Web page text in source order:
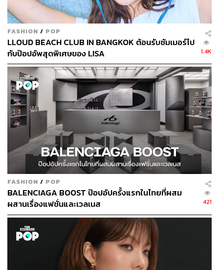
งดงามในการสร้างสรรค์เสื้อผ้าให้มีชีวิตขึ้นมา LifeWear
ของยูนิโคล่มีความสอดคล้องกับแนวคิดของแบรนด์ Cecilie
Bahnsen ในเรื่องการแต่งกายในชีวิตประจำวันอย่างมาก
การได้นำเสนอเสื้อผ้าในสไตล์ของเราในวงกว้าง และเข้าถึงผู้
หญิงและเด็กผู้หญิงทั่วโลกได้มากยิ่งขึ้นเป็นเรื่องที่มีความ
หมาย เพราะพวกเธอจะได้สวมใส่เสื้อผ้าเหล่านี้ในแบบของตัว
เอง และร่วมเป็นส่วนหนึ่งของวัยเยาว์ที่เราอยากสร้างขึ้นไป
ด้วยกัน
ช่วงเวลาที่น่าจดจำและความกดดันในการออกแบบ
คอลเล็กชันนี้
ฉันคิดว่ามันเป็นกระบวนการเรียนรู้ร่วมกันมากกว่า เพื่อให้
แน่ใจว่าเทคนิคต่างๆ จะใช้งานได้จริง เราฟิตติ้งกันเยอะมาก
ที่โคเปนเฮเกน ทั้งทีมแพตเทิร์นของเราและทีม UNIQLO เพื่อ
ให้ทุกอย่างใส่สบาย ใช้ง่าย แต่ก็ยังมี DNA ที่ถูกต้องของ
แบรนด์อยู่ และฉันชอบตอนที่เริ่มเห็นคอลเล็กชันเป็นรูปเป็น
ร่าง ตอนที่ฟิตติ้งเริ่มลงตัว แล้วเห็นทุกคนตื่นเต้นไปด้วยกัน
เราทำงานร่วมกับคนจากญี่ปุ่น จากโคเปนเฮเกน แล้วก็มีทีม
จากปารีสด้วย มันจึงเต็มไปด้วยความหลากหลายของภาษา
และพลังความตื่นเต้นเกี่ยวกับคอลเล็กชันนี้
FASHION / POP
LLOUD BEACH CLUB IN BANGKOK ต้อนรับซัมเมอร์ไป
กับป๊อปอัพสุดพิเศษของ LISA
1.4K
FASHION / POP
BALENCIAGA BOOST ป๊อปอัปครั้งแรกในไทยที่ผสม
ผสานเรื่องแฟชั่นและเวลเนส
421